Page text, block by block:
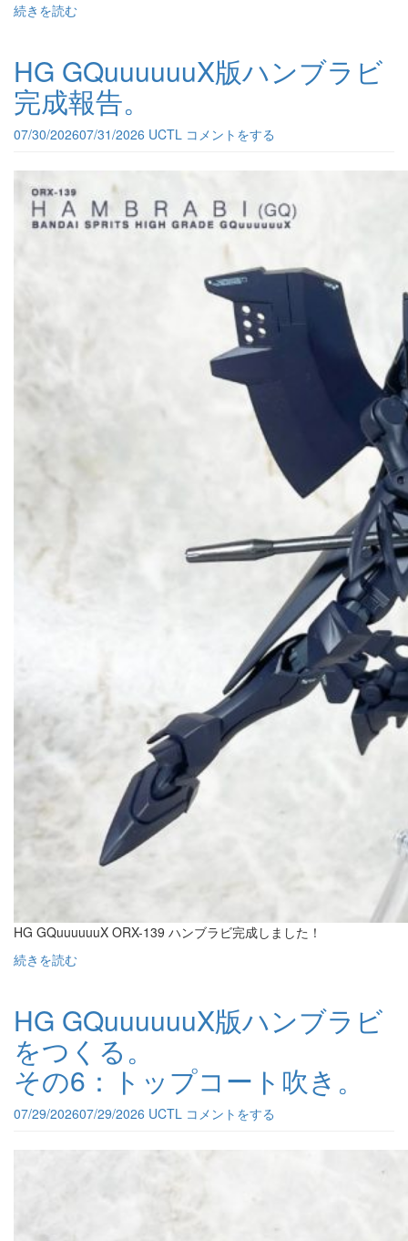
続きを読む
HG GQuuuuuuX版ハンブラビ
完成報告。
07/30/202607/31/2026 UCTL コメントをする
HG GQuuuuuuX ORX-139 ハンブラビ完成しました！
続きを読む
HG GQuuuuuuX版ハンブラビ
をつくる。
その6：トップコート吹き。
07/29/202607/29/2026 UCTL コメントをする